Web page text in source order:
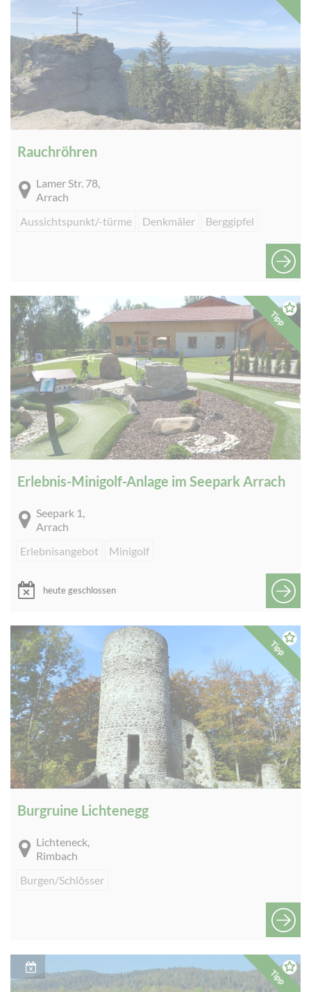
© tiarrach
Rauchröhren
Lamer Str. 78,
Arrach
Aussichtspunkt/-türme
Denkmäler Berggipfel
Tipp
© tiarrach
Erlebnis-Minigolf-Anlage im Seepark Arrach
Seepark 1,
Arrach
Erlebnisangebot
Minigolf
heute geschlossen
Tipp
Burgruine Lichtenegg
Lichteneck,
Rimbach
Burgen/Schlösser
Tipp